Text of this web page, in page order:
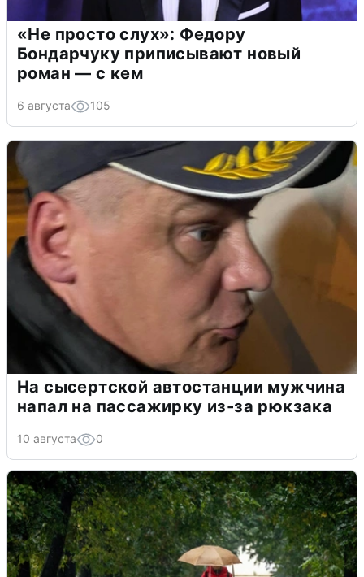
«Не просто слух»: Федору
Бондарчуку приписывают новый
роман — с кем
6 августа 105
На сысертской автостанции мужчина
напал на пассажирку из-за рюкзака
10 августа 0